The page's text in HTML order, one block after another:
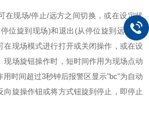
在现场/停止/远方之间切换，或在设定状
位旋到现场)和退出(从停位旋到远方)。
在现场模式进行打开或关闭操作，或在设
现场旋钮操作时，短时间作用为现场点动
用时间超过3秒钟后报警区显示"bc"为自动
向旋操作钮或将方式钮旋到停止，即停止